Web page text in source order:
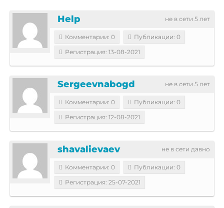
не в сети 5 лет
Help
Комментарии: 0
Публикации: 0
Регистрация: 13-08-2021
не в сети 5 лет
Sergeevnabogd
Комментарии: 0
Публикации: 0
Регистрация: 12-08-2021
не в сети давно
shavalievaev
Комментарии: 0
Публикации: 0
Регистрация: 25-07-2021